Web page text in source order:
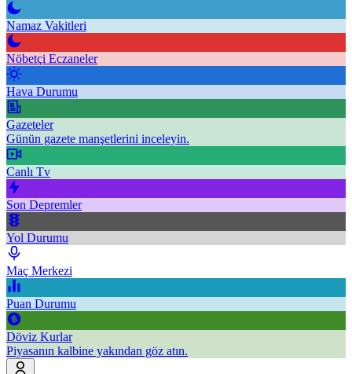
Namaz Vakitleri
Nöbetçi Eczaneler
Hava Durumu
Gazeteler
Günün gazete manşetlerini inceleyin.
Canlı Tv
Son Depremler
Yol Durumu
Maç Merkezi
Puan Durumu
Döviz Kurlar
Piyasanın kalbine yakından göz atın.